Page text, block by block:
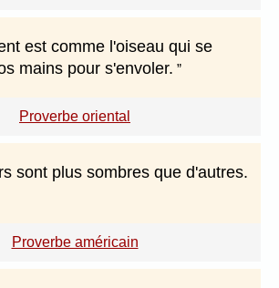
est comme l'oiseau qui se
mains pour s'envoler.
Proverbe oriental
sont plus sombres que d'autres.
Proverbe américain